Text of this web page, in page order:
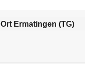
Ort Ermatingen (TG)